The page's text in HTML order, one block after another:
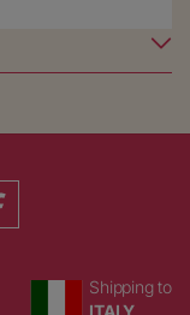
Country/region
Shipping to
ITALY